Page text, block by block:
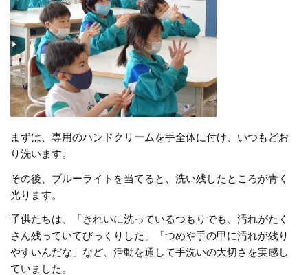
まずは、専用のハンドクリームを手全体に付け、いつもどお
り洗います。
その後、ブルーライトを当てると、洗い残したところが青く
光ります。
子供たちは、「きれいに洗っているつもりでも、汚れがたく
さん残っていてびっくりした」「つめや手の甲に汚れが残り
やすいんだな」など、活動を通して手洗いの大切さを実感し
ていました。